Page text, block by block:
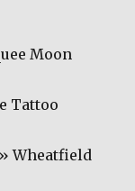
Moon
Tattoo
Wheatfield